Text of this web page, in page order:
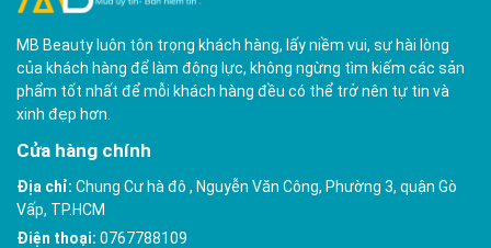
MB Beauty luôn tôn trọng khách hàng, lấy niềm vui, sự hài lòng
của khách hàng để làm động lực, không ngừng tìm kiếm các sản
phẩm tốt nhất để mỗi khách hàng đều có thể trở nên tự tin và
xinh đẹp hơn.
Cửa hàng chính
Địa chỉ: Chung Cư hà đô , Nguyễn Văn Công, Phường 3, quận Gò
Vấp, TP.HCM
Điện thoại: 0767788109